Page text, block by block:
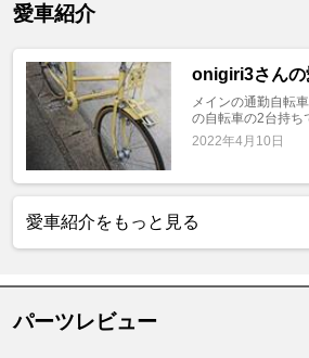
愛車紹介
onigiri3さんの
メインの通勤自転
の自転車の2台持ち
2022年4月10日
愛車紹介をもっと見る
パーツレビュー